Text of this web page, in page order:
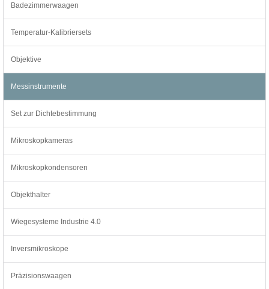
Badezimmerwaagen
Temperatur-Kalibriersets
Objektive
Messinstrumente
Set zur Dichtebestimmung
Mikroskopkameras
Mikroskopkondensoren
Objekthalter
Wiegesysteme Industrie 4.0
Inversmikroskope
Präzisionswaagen